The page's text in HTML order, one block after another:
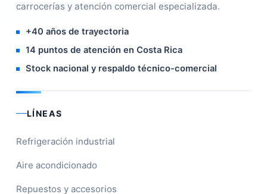
carrocerías y atención comercial especializada.
+40 años de trayectoria
14 puntos de atención en Costa Rica
Stock nacional y respaldo técnico-comercial
LÍNEAS
Refrigeración industrial
Aire acondicionado
Repuestos y accesorios